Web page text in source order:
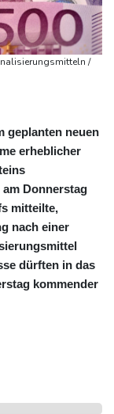
/
geplanten neuen
erheblicher
Donnerstag
mitteilte,
nach einer
dürften in das
kommender